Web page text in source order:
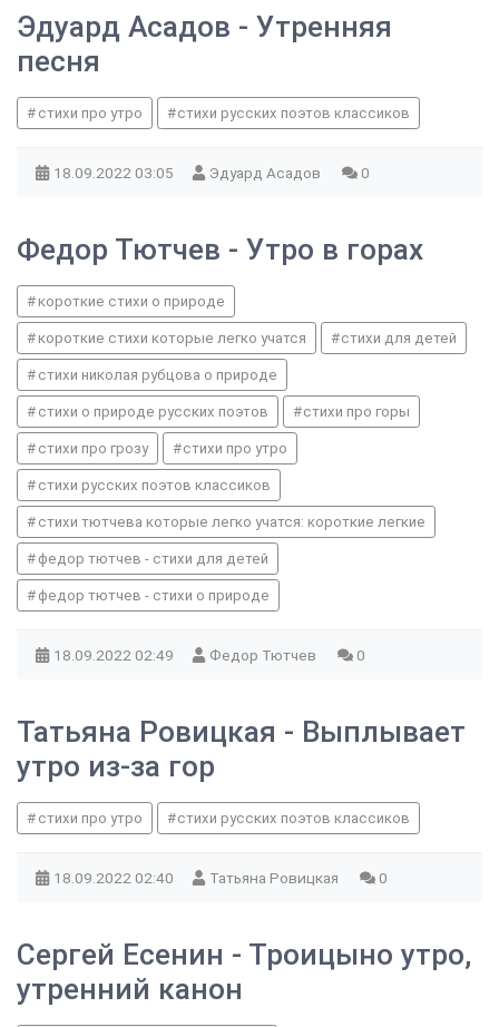
Эдуард Асадов - Утренняя
песня
стихи про утро стихи русских поэтов классиков
18.09.2022 03:05 Эдуард Асадов 0
Федор Тютчев - Утро в горах
короткие стихи о природе
короткие стихи которые легко учатся стихи для детей
стихи николая рубцова о природе
стихи о природе русских поэтов стихи про горы
стихи про грозу стихи про утро
стихи русских поэтов классиков
стихи тютчева которые легко учатся: короткие легкие
федор тютчев - стихи для детей
федор тютчев - стихи о природе
18.09.2022 02:49 Федор Тютчев 0
Татьяна Ровицкая - Выплывает
утро из-за гор
стихи про утро стихи русских поэтов классиков
18.09.2022 02:40 Татьяна Ровицкая 0
Сергей Есенин - Троицыно утро,
утренний канон